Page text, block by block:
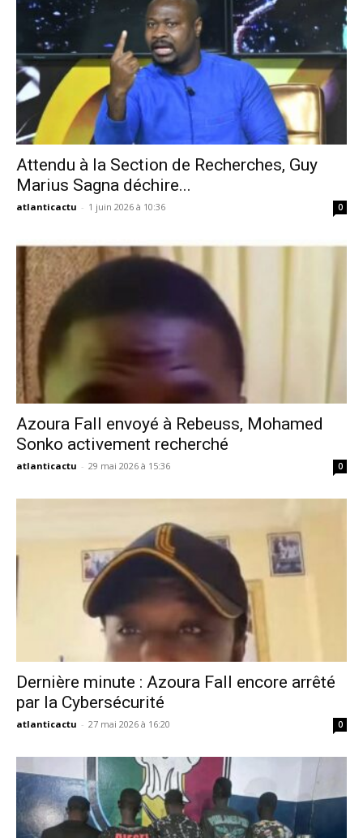
Attendu à la Section de Recherches, Guy
Marius Sagna déchire...
atlanticactu - 1 juin 2026 à 10:36 0
Azoura Fall envoyé à Rebeuss, Mohamed
Sonko activement recherché
atlanticactu - 29 mai 2026 à 15:36 0
Dernière minute : Azoura Fall encore arrêté
par la Cybersécurité
atlanticactu - 27 mai 2026 à 16:20 0